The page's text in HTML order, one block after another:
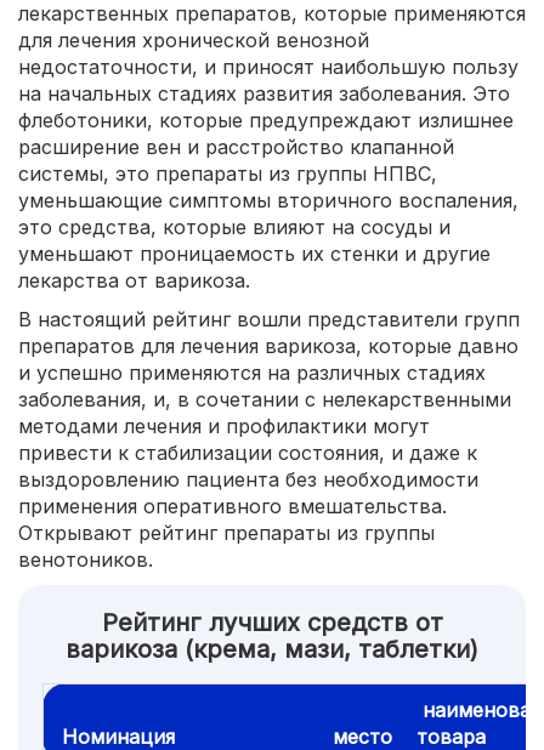
лекарственных препаратов, которые применяются
для лечения хронической венозной
недостаточности, и приносят наибольшую пользу
на начальных стадиях развития заболевания. Это
флеботоники, которые предупреждают излишнее
расширение вен и расстройство клапанной
системы, это препараты из группы НПВС,
уменьшающие симптомы вторичного воспаления,
это средства, которые влияют на сосуды и
уменьшают проницаемость их стенки и другие
лекарства от варикоза.
В настоящий рейтинг вошли представители групп
препаратов для лечения варикоза, которые давно
и успешно применяются на различных стадиях
заболевания, и, в сочетании с нелекарственными
методами лечения и профилактики могут
привести к стабилизации состояния, и даже к
выздоровлению пациента без необходимости
применения оперативного вмешательства.
Открывают рейтинг препараты из группы
венотоников.
Рейтинг лучших средств от
варикоза (крема, мази, таблетки)
Номинация место
товара